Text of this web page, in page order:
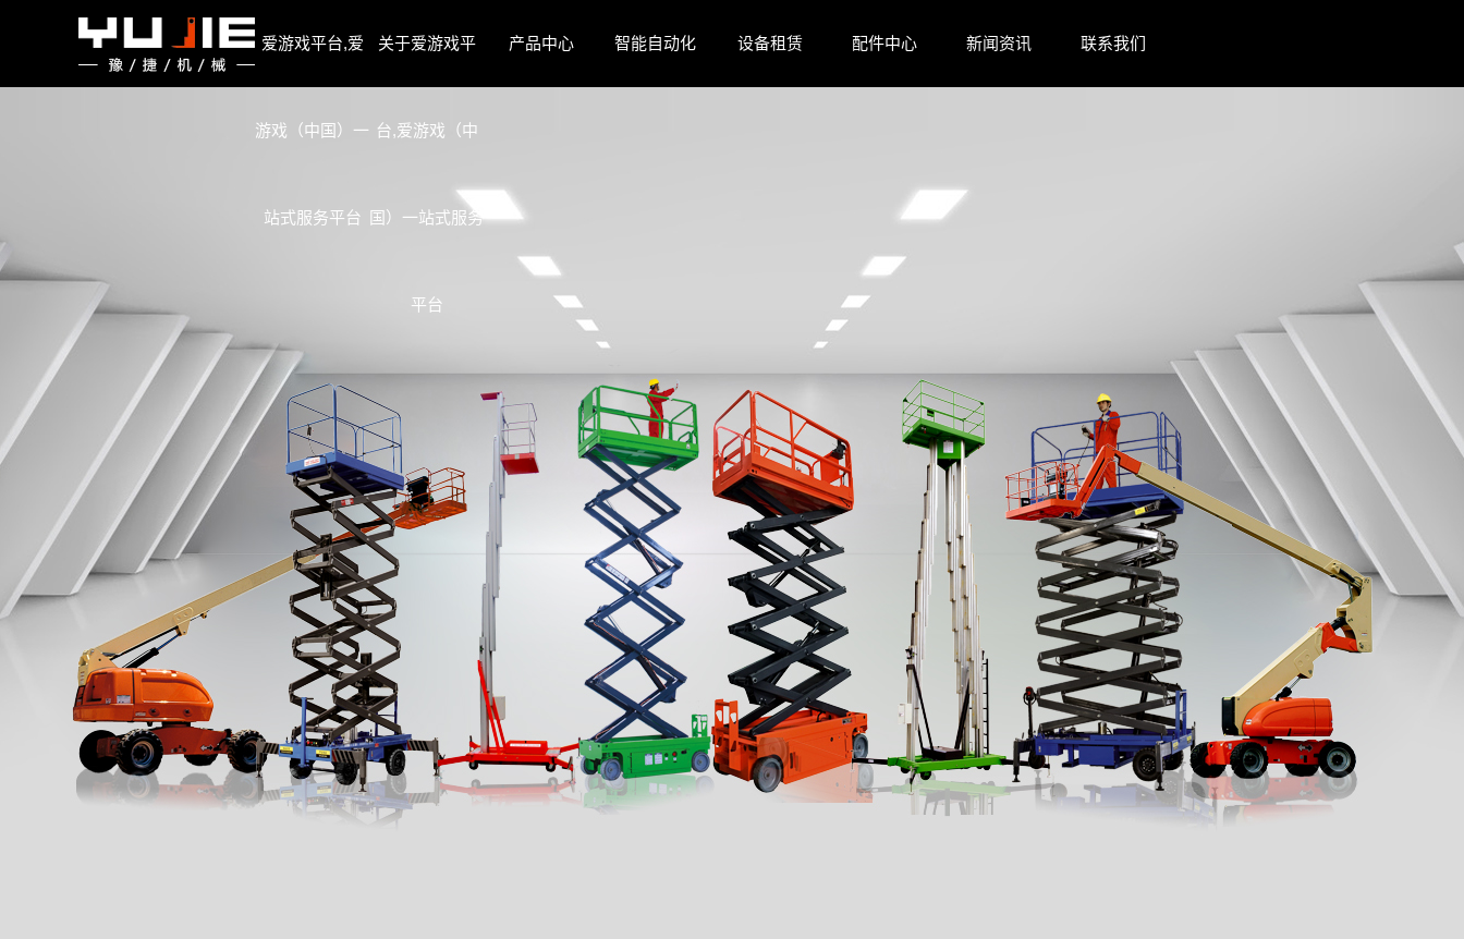
爱游戏平台,爱
游戏（中国）一
站式服务平台
关于爱游戏平
台,爱游戏（中
国）一站式服务
平台
产品中心 智能自动化 设备租赁 配件中心 新闻资讯 联系我们